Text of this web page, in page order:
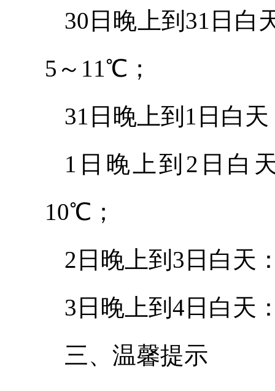
30日晚上到31日白
5～11℃；
31日晚上到1日白
1日晚上到2日白
10℃；
2日晚上到3日白天
3日晚上到4日白天
三、温馨提示